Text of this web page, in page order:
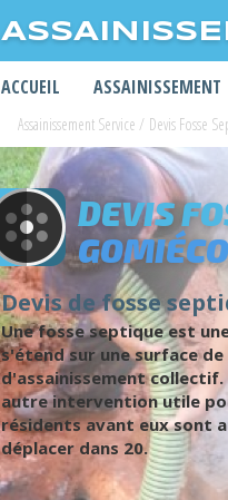
ACCUEIL ASSAINISSEMENT
Assainissement Service / Devis Fosse
DEVIS
Devis de fosse
Une fosse septique est
s'étend sur une surface
d'assainissement
autre intervention utile
résidents avant eux sont
déplacer dans 20.